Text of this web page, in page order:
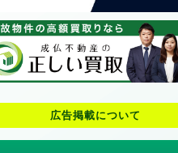
広告掲載について